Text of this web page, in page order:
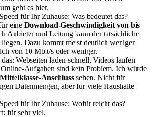
geht es hier.
für Ihr Zuhause: Was bedeutet das?
eine Download-Geschwindigkeit von bis
Anbieter und Leitung kann der tatsächliche
liegen. Dazu kommt meist deutlich weniger
von 10 Mbit/s oder weniger.
Webseiten laden schnell, Videos laufen
Aufgaben sind kein Problem. Ich würde
Anschluss sehen. Nicht für
Datenmengen, aber für viele Haushalte
für Ihr Zuhause: Wofür reicht das?
für sehr viel.